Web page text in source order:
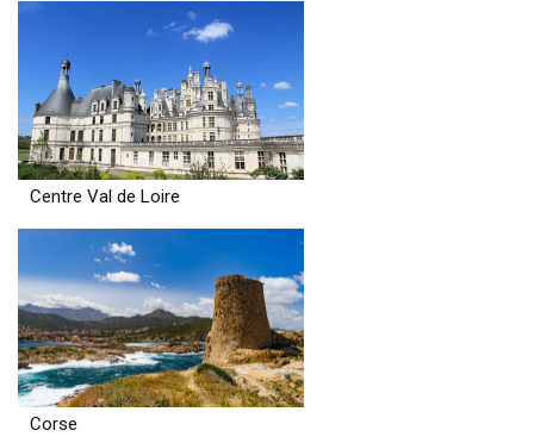
Centre Val de Loire
Corse